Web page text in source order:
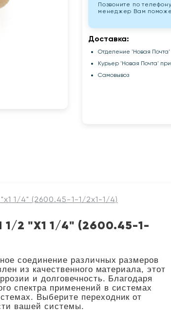
Позвоните по
менеджер Вам
Доставка:
Отделение 'Новая Почта'
Курьер 'Новая Почта'
Самовывоз
1/4" (2600.45-1-1/2x1-1/4)
1/2 "X1 1/4" (2600.45-1-
соединение различных размеров
из качественного материала, этот
и долговечность. Благодаря
спектра применений в системах
Выберите переходник от
вашей системы.